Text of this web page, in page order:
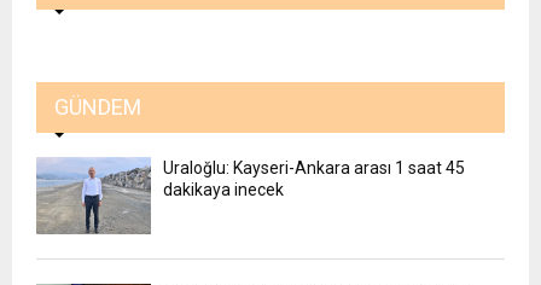
GÜNDEM
Uraloğlu: Kayseri-Ankara arası 1 saat 45
dakikaya inecek